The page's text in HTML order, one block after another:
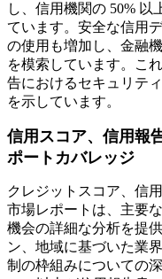
し、信用機関の 50% 以
ています。安全な信用
の使用も増加し、金融
を模索しています。こ
告におけるセキュリテ
を示しています。
信用スコア、信用報
ポートカバレッジ
クレジットスコア、信
市場レポートは、主要
機会の詳細な分析を提
ン、地域に基づいた業
制の枠組みについての